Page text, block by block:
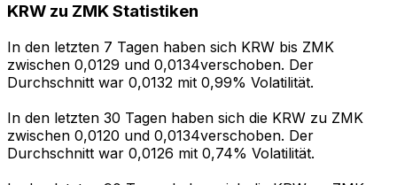
KRW zu ZMK Statistiken
In den letzten 7 Tagen haben sich KRW bis ZMK
zwischen 0,0129 und 0,0134verschoben. Der
Durchschnitt war 0,0132 mit 0,99% Volatilität.
In den letzten 30 Tagen haben sich die KRW zu ZMK
zwischen 0,0120 und 0,0134verschoben. Der
Durchschnitt war 0,0126 mit 0,74% Volatilität.